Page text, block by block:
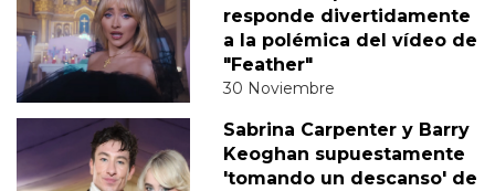
responde divertidamente
a la polémica del vídeo de
"Feather"
30 Noviembre
Sabrina Carpenter y Barry
Keoghan supuestamente
'tomando un descanso' de